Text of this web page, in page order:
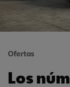
Ofertas
Los